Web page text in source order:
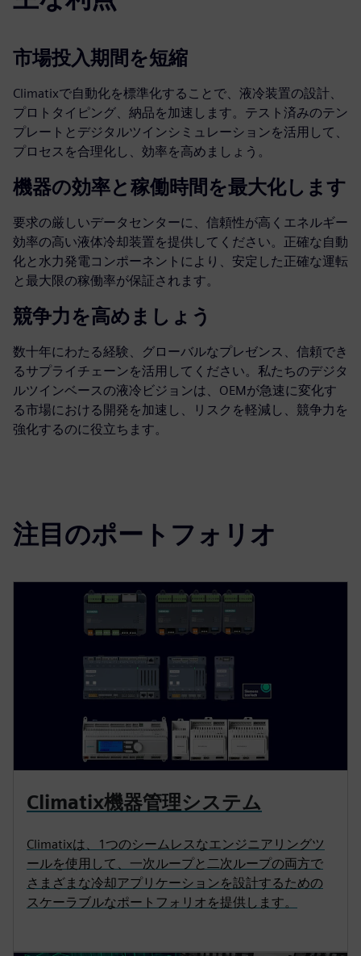
市場投入期間を短縮
Climatixで自動化を標準化することで、液冷装置の設計、
プロトタイピング、納品を加速します。テスト済みのテン
プレートとデジタルツインシミュレーションを活用して、
プロセスを合理化し、効率を高めましょう。
機器の効率と稼働時間を最大化します
要求の厳しいデータセンターに、信頼性が高くエネルギー
効率の高い液体冷却装置を提供してください。正確な自動
化と水力発電コンポーネントにより、安定した正確な運転
と最大限の稼働率が保証されます。
競争力を高めましょう
数十年にわたる経験、グローバルなプレゼンス、信頼でき
るサプライチェーンを活用してください。私たちのデジタ
ルツインベースの液冷ビジョンは、OEMが急速に変化す
る市場における開発を加速し、リスクを軽減し、競争力を
強化するのに役立ちます。
注目のポートフォリオ
Climatix機器管理システム
Climatixは、1つのシームレスなエンジニアリングツ
ールを使用して、一次ループと二次ループの両方で
さまざまな冷却アプリケーションを設計するための
スケーラブルなポートフォリオを提供します。